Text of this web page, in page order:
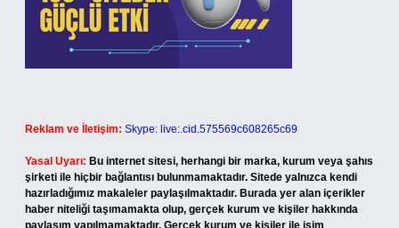
Reklam ve İletişim: Skype: live:.cid.575569c608265c69
Yasal Uyarı: Bu internet sitesi, herhangi bir marka, kurum veya şahıs
şirketi ile hiçbir bağlantısı bulunmamaktadır. Sitede yalnızca kendi
hazırladığımız makaleler paylaşılmaktadır. Burada yer alan içerikler
haber niteliği taşımamakta olup, gerçek kurum ve kişiler hakkında
paylaşım yapılmamaktadır. Gerçek kurum ve kişiler ile isim